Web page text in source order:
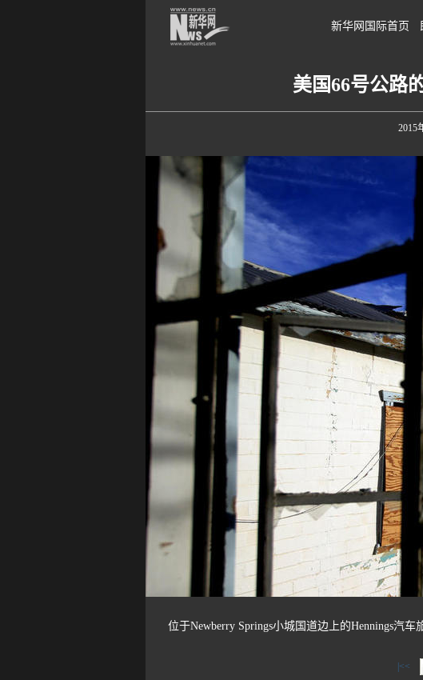
新华网国际首页
美国66号公路
2015
位于Newberry Springs小城国道边上的Hennings汽车
|<<